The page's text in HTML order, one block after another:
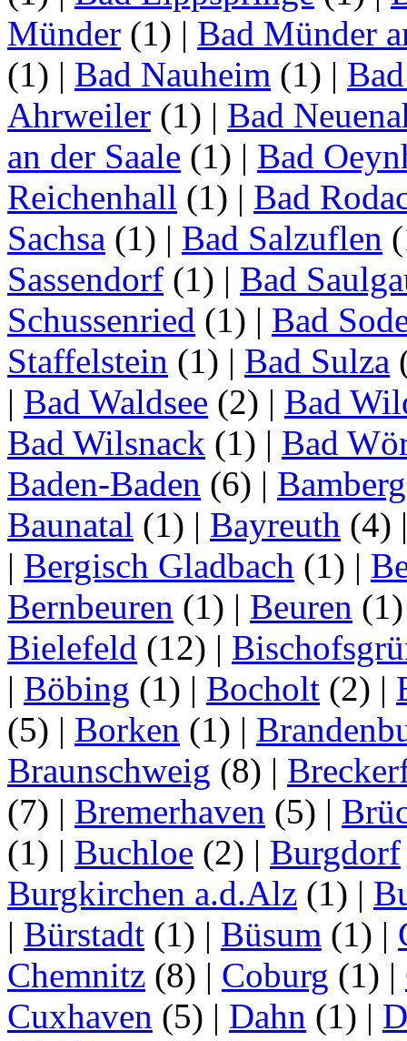
Münder (1) | Bad Münder
(1) | Bad Nauheim (1) |
Ahrweiler (1) | Bad
an der Saale (1) | Bad
Reichenhall (1) | Bad
Sachsa (1) | Bad Salzuflen
Sassendorf (1) | Bad
Schussenried (1) | Bad
Staffelstein (1) | Bad Sulza
| Bad Waldsee (2) | Bad
Bad Wilsnack (1) | Bad
Baden-Baden (6) | Bamberg
Baunatal (1) | Bayreuth (4)
| Bergisch Gladbach (1) |
Bernbeuren (1) | Beuren
Bielefeld (12) |
| Böbing (1) | Bocholt (2) |
(5) | Borken (1) |
Braunschweig (8) |
(7) | Bremerhaven (5) |
(1) | Buchloe (2) | Burgdorf
Burgkirchen a.d.Alz (1) |
| Bürstadt (1) | Büsum (1) |
Chemnitz (8) | Coburg (1) |
Cuxhaven (5) | Dahn (1) |